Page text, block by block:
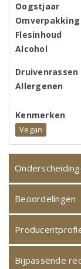
Oogstjaar
Omverpakking
Flesinhoud
Alcohol
Druivenrassen
Allergenen
Kenmerken
Vegan
Beoordelingen
Bijpassende